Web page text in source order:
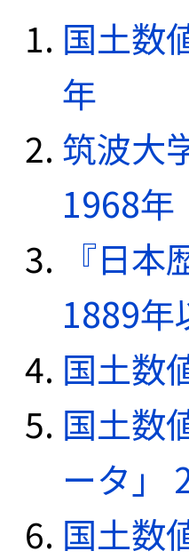
国土数
年
筑波大
1968年
『日
1889年
国土数
国土数
ータ」
国土数